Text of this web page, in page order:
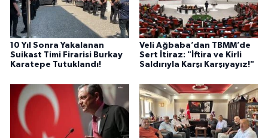
10 Yıl Sonra Yakalanan
Suikast Timi Firarisi Burkay
Karatepe Tutuklandı!
Veli Ağbaba’dan TBMM’de
Sert İtiraz: "İftira ve Kirli
Saldırıyla Karşı Karşıyayız!"